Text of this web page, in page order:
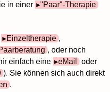
in einer
"Paar"-Therapie
Einzeltherapie ,
, oder noch
einfach eine
eMail
oder
). Sie können sich auch direkt
.